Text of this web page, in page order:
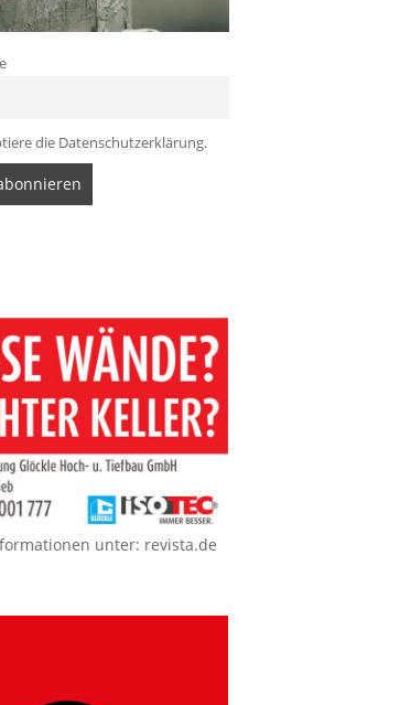
die Datenschutzerklärung.
unter: revista.de